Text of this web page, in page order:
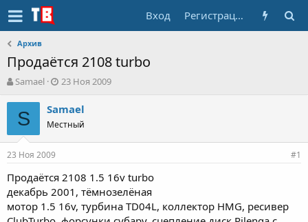
Вход Регистрация
Архив
Продаётся 2108 turbo
А
т
о
т
е
ы
Samael
Д
т
н
а
л
а
23 Ноя 2009
S Samael
Местный
23 Ноя 2009 #1
Продаётся 2108 1.5 16v turbo
декабрь 2001, тёмнозелёная
мотор 1.5 16v, турбина TD04L, коллектор HMG, ресивер